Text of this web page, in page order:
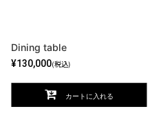
Dining table
¥130,000(税込)
カートに入れる